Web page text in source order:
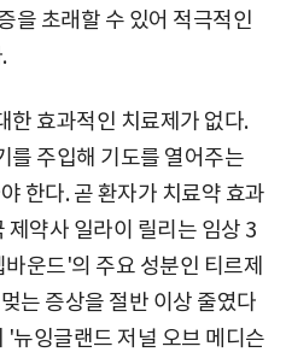
을 초래할 수 있어 적극적인
한 효과적인 치료제가 없다.
를 주입해 기도를 열어주는
한다. 곧 환자가 치료약 효과
제약사 일라이 릴리는 임상 3
운드'의 주요 성분인 티르제
는 증상을 절반 이상 줄였다
뉴잉글랜드 저널 오브 메디슨